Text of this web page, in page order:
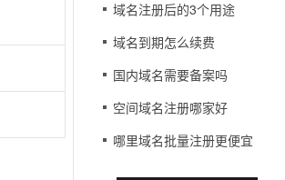
域名注册后的3个用途
域名到期怎么续费
国内域名需要备案吗
空间域名注册哪家好
哪里域名批量注册更便宜